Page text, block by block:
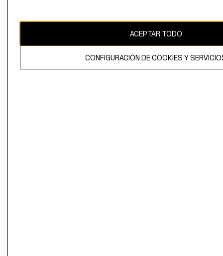
El contenido de esta página web está protegido por copyright y es
ACEPTAR TODO
CONFIGURACIÓN DE COOKIES Y